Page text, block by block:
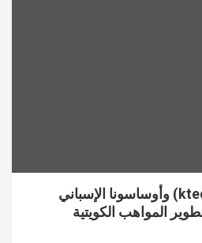
كلية الكويت التقنية (ktech) وأوساسونا الإسباني
المواهب الكويتية